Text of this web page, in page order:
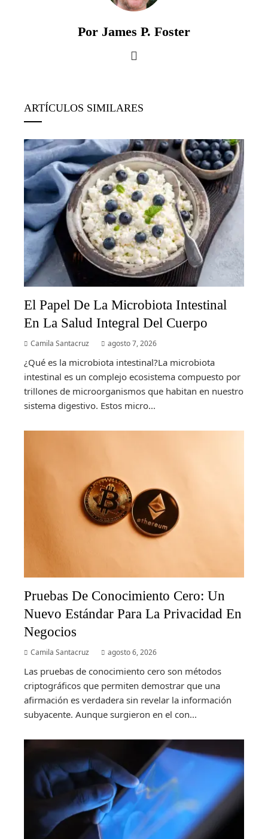
Por James P. Foster
ARTÍCULOS SIMILARES
El Papel De La Microbiota Intestinal
En La Salud Integral Del Cuerpo
Camila Santacruz agosto 7, 2026
¿Qué es la microbiota intestinal?La microbiota
intestinal es un complejo ecosistema compuesto por
trillones de microorganismos que habitan en nuestro
sistema digestivo. Estos micro...
Pruebas De Conocimiento Cero: Un
Nuevo Estándar Para La Privacidad En
Negocios
Camila Santacruz agosto 6, 2026
Las pruebas de conocimiento cero son métodos
criptográficos que permiten demostrar que una
afirmación es verdadera sin revelar la información
subyacente. Aunque surgieron en el con...